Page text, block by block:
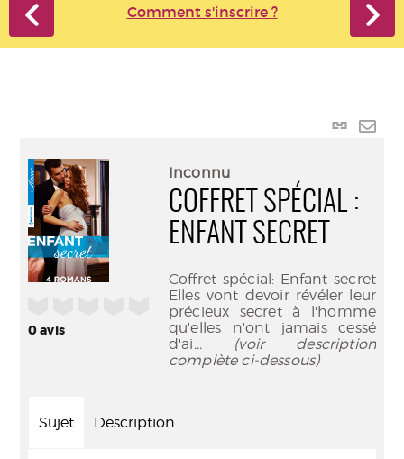
Comment s'inscrire ?
Lien
0avis
Inconnu
COFFRET SPÉCIAL :
ENFANT SECRET
Coffret spécial: Enfant secret
Elles vont devoir révéler leur
précieux secret à l'homme
qu'elles n'ont jamais cessé
d'ai... (voir description
complète ci-dessous)
Sujet Description